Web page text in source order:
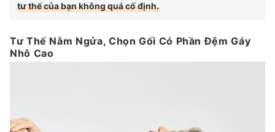
tư thế của bạn không quá cố định.
Tư Thế Nằm Ngửa, Chọn Gối Có Phần Đệm Gáy
Nhô Cao